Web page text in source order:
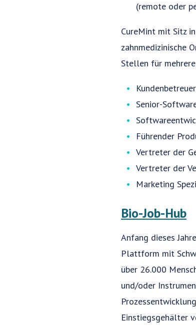
(remote oder
CureMint mit Sitz
zahnmedizinische
Stellen für
Kundenbetreuer
Senior-
Führender
Vertreter der
Vertreter der
Marketing
Bio-Job-Hub
Anfang dieses
Plattform mit
über 26.000
und/oder
Einstiegsgehälter